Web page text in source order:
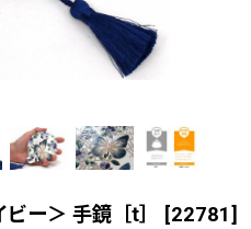
ー＞ 手鏡［t］ [22781]